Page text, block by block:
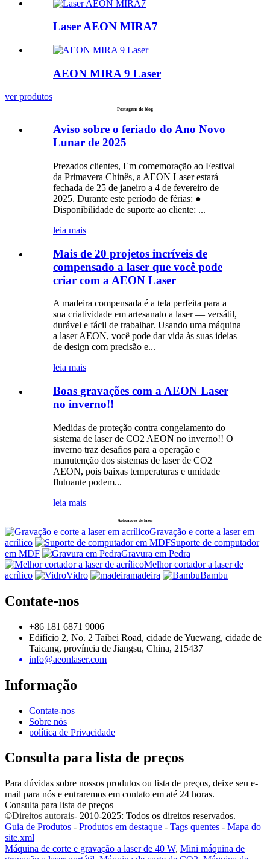
Laser AEON MIRA7
AEON MIRA 9 Laser
ver produtos
Postagens do blog
Aviso sobre o feriado do Ano Novo
Lunar de 2025
Prezados clientes, Em comemoração ao Festival
da Primavera Chinês, a AEON Laser estará
fechada de 25 de janeiro a 4 de fevereiro de
2025. Durante este período de férias: ●
Disponibilidade de suporte ao cliente: ...
leia mais
Mais de 20 projetos incríveis de
compensado a laser que você pode
criar com a AEON Laser
A madeira compensada é a tela perfeita para a
sua criatividade em artesanato a laser — versátil,
durável e fácil de trabalhar. Usando uma máquina
a laser AEON, você pode dar vida às suas ideias
de design com precisão e...
leia mais
Boas gravações com a AEON Laser
no inverno!!
Medidas de proteção contra congelamento do
sistema de laser de CO2 AEON no inverno!! O
inverno traz desafios para a operação e
manutenção dos sistemas de laser de CO2
AEON, pois baixas temperaturas e umidade
flutuante podem...
leia mais
Aplicações de laser
Gravação e corte a laser em
acrílico
Suporte de computador
em MDF
Gravura em Pedra
Melhor cortador a laser de
acrílico
Vidro madeira Bambu
Contate-nos
+86 181 6871 9006
Edifício 2, No. 2 Taibei Road, cidade de Yuewang, cidade de
Taicang, província de Jiangsu, China, 215437
info@aeonlaser.com
Informação
Contate-nos
Sobre nós
política de Privacidade
Consulta para lista de preços
Para dúvidas sobre nossos produtos ou lista de preços, deixe seu e-
mail para nós e entraremos em contato em até 24 horas.
Consulta para lista de preços
©Direitos autorais- 2010-2025: Todos os direitos reservados.
Guia de Produtos - Produtos em destaque - Tags quentes - Mapa do
site.xml
Máquina de corte e gravação a laser de 40 W, Mini máquina de